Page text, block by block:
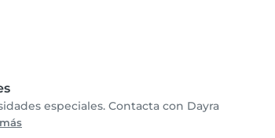
especiales. Contacta con Dayra